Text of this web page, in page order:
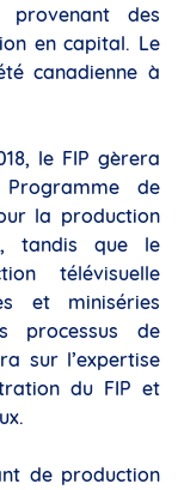
des
en capital. Le
canadienne à
le FIP gèrera
de
la production
tandis que le
télévisuelle
et miniséries
processus de
sur l’expertise
du FIP et
de production